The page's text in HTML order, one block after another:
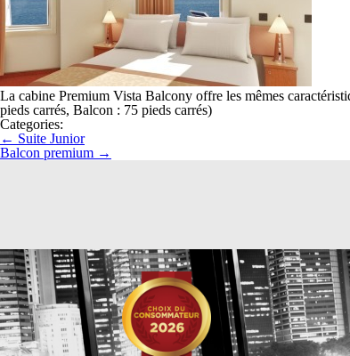
La cabine Premium Vista Balcony offre les mêmes
pieds carrés, Balcon : 75 pieds carrés)
Categories:
← Suite Junior
Balcon premium →